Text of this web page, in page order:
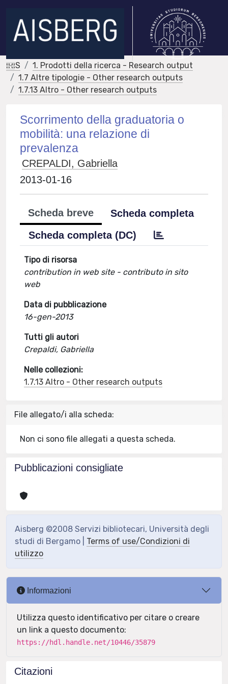
IRIS
1. Prodotti della ricerca - Research output
1.7 Altre tipologie - Other research outputs
1.7.13 Altro - Other research outputs
Scorrimento della graduatoria o
mobilità: una relazione di
prevalenza
CREPALDI, Gabriella
2013-01-16
Scheda breve
Scheda completa
Scheda completa (DC)
Tipo di risorsa
contribution in web site - contributo in sito
web
Data di pubblicazione
16-gen-2013
Tutti gli autori
Crepaldi, Gabriella
Nelle collezioni:
1.7.13 Altro - Other research outputs
File allegato/i alla scheda:
Non ci sono file allegati a questa scheda.
Pubblicazioni consigliate
Aisberg ©2008 Servizi bibliotecari, Università degli
studi di Bergamo | Terms of use/Condizioni di
utilizzo
Informazioni
Utilizza questo identificativo per citare o creare
un link a questo documento:
https://hdl.handle.net/10446/35879
Citazioni